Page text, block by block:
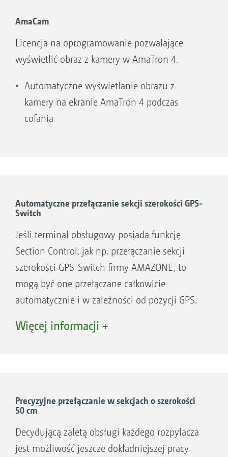
aplikacja może być używana do wysyłania kart
aplikacyjnych z biura do terminala AmaTron 4
oraz ich dalszego przetwarzania. Dane zadań
wysyłane do klientów lub z powrotem do biura
jako dokumentacja PDF za pośrednictwem
chmury, poczty e-mail lub komunikatorów
1. Tworzenie karty aplikacyjnej w systemie
informacyjnym zarządzania gospodarstwem i
automatyczna, zmienna aplikacja dawki w
AmaTron 4
2. ISO-XML i shape
AmaCam
Licencja na oprogramowanie pozwalające
wyświetlić obraz z kamery w AmaTron 4.
Automatyczne wyświetlanie obrazu z
kamery na ekranie AmaTron 4 podczas
cofania
Automatyczne przełączanie sekcji szerokości GPS-
Switch
Jeśli terminal obsługowy posiada funkcję
Section Control, jak np. przełączanie sekcji
szerokości GPS-Switch firmy AMAZONE, to
mogą być one przełączane całkowicie
automatycznie i w zależności od pozycji GPS.
automatycznym w pełni skoncentrować się na
Zalety automatycznego przełączania sekcji
szerokości:
Odciążenie kierowcy
Więcej informacji +
Precyzyjne przełączanie w sekcjach o szerokości
50 cm
Decydującą zaletą obsługi każdego rozpylacza
jest możliwość jeszcze dokładniejszej pracy